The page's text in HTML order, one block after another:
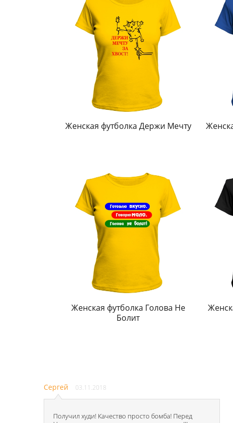
Женская футболка Держи Мечту
Женская футболка Голова Не
Болит
Сергей 03.11.2018
Получил худи! Качество просто бомба! Перед